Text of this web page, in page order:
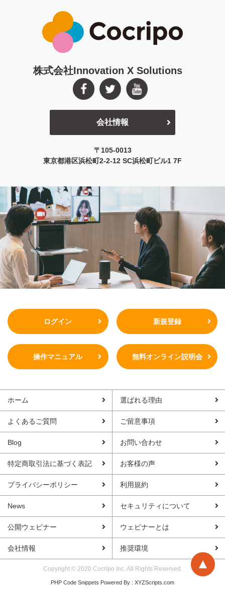
株式会社Innovation X Solutions
会社情報
〒105-0013
東京都港区浜松町2-2-12 SC浜松町ビル1 7F
ログイン 新規登録
操作マニュアル 無料オンライン説明会
ホーム 選ばれる理由
よくあるご質問 ご留意事項
Blog お問い合わせ
特定商取引法に基づく表記 お客様の声
プライバシーポリシー 利用規約
News セキュリティについて
公開ウェビナー ウェビナーとは
会社情報 推奨環境
Copyright © 2020 Cocripo Inc. All Rights Reserved.
PHP Code Snippets Powered By : XYZScripts.com